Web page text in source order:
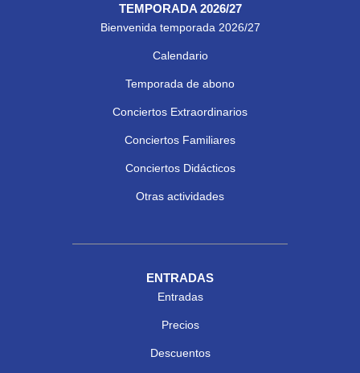
TEMPORADA 2026/27
Bienvenida temporada 2026/27
Calendario
Temporada de abono
Conciertos Extraordinarios
Conciertos Familiares
Conciertos Didácticos
Otras actividades
ENTRADAS
Entradas
Precios
Descuentos